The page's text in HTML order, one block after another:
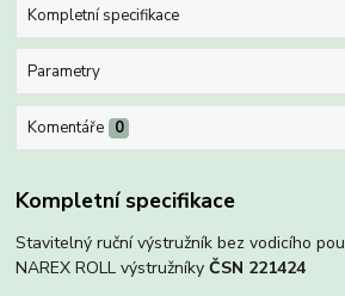
Kompletní specifikace
Parametry
Komentáře 0
Kompletní specifikace
Stavitelný ruční výstružník bez vodicího
NAREX ROLL výstružníkyČSN 221424